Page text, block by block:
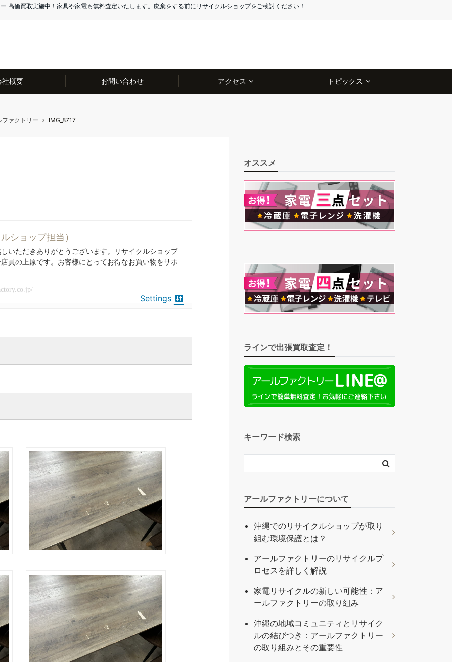
高価買取実施中！家具や家電も無料査定いたします。廃棄をする前にリサイクルショップをご検討ください！
社概要 お問い合わせ アクセス トピックス
ファクトリー IMG_8717
ショップ担当）
いただきありがとうございます。リサイクルショップ
員の上原です。お客様にとってお得なお買い物をサポ
Settings
オススメ
ラインで出張買取査定！
キーワード検索
アールファクトリーについて
沖縄でのリサイクルショップが取り
組む環境保護とは？
アールファクトリーのリサイクルプ
ロセスを詳しく解説
家電リサイクルの新しい可能性：ア
ールファクトリーの取り組み
沖縄の地域コミュニティとリサイク
ルの結びつき：アールファクトリー
の取り組みとその重要性